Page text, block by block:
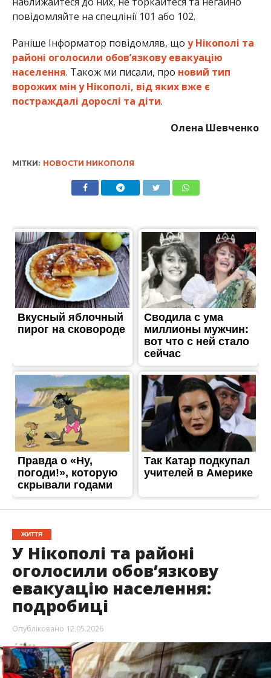
повідомляйте на спецлінії 101 або 102.
Раніше Інформатор повідомляв, що у Нікополі та
районі оголосили обов’язкову евакуацію
населення. Також ми писали, про новий тип
ворожих мін у Нікополі, від яких вже є
постраждалі дорослі та діти.
Олена Шевченко
МІТКИ: НОВОСТИ НИКОПОЛЯ
ЖИТТЯ
У Нікополі та районі
оголосили обов’язкову
евакуацію населення:
подробиці
Опубліковано 12.05.2026